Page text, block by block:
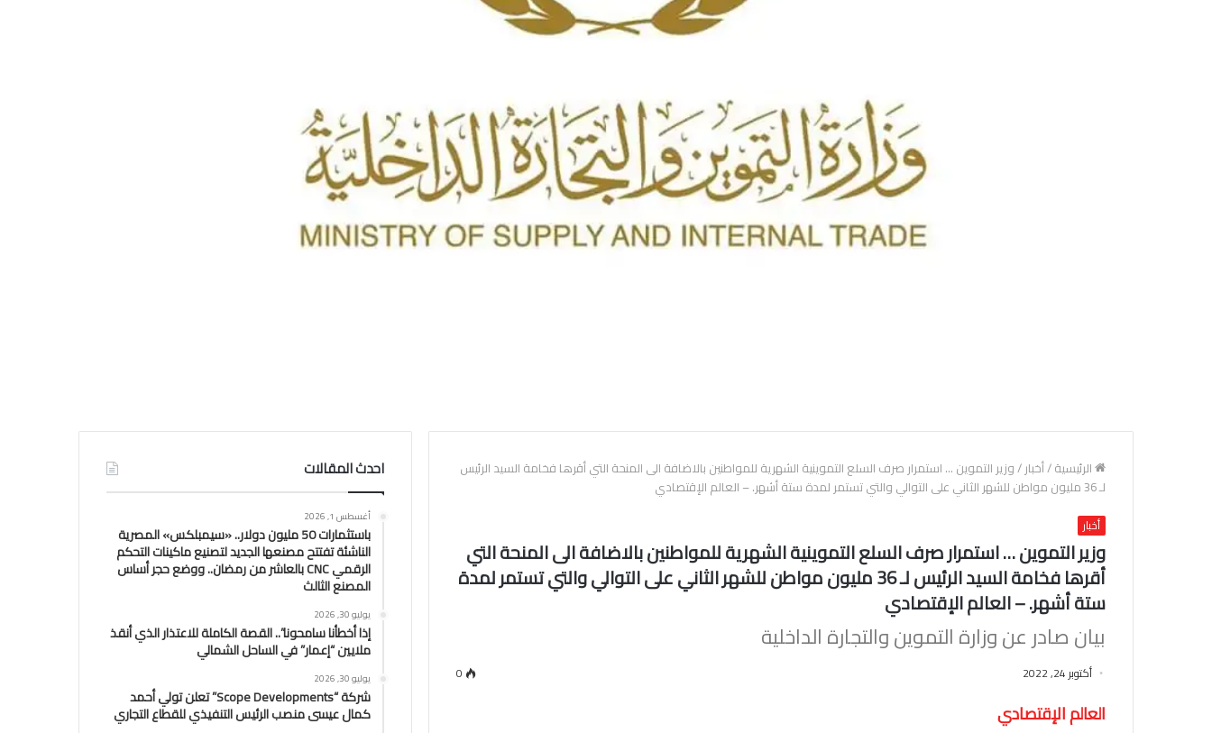
الرئيسية/أخبار/وزير التموين … استمرار صرف السلع التموينية الشهرية للمواطنين ‏بالاضافة الى المنحة التي أقرها فخامة السيد الرئيس
لـ 36 مليون مواطن ‏للشهر الثاني على التوالي والتي تستمر لمدة ستة أشهر.‏ – العالم الإقتصادي
أخبار
وزير التموين … استمرار صرف السلع التموينية الشهرية للمواطنين ‏بالاضافة الى المنحة التي
أقرها فخامة السيد الرئيس لـ 36 مليون مواطن ‏للشهر الثاني على التوالي والتي تستمر لمدة
ستة أشهر.‏ – العالم الإقتصادي
بيان صادر عن وزارة التموين والتجارة الداخلية
أكتوبر 24, 2022 0
العالم الإقتصادي
احدث المقالات
أغسطس 1, 2026
باستثمارات 50 مليون دولار.. «سيمبلكس» المصرية
الناشئة تفتتح مصنعها الجديد لتصنيع ماكينات التحكم
الرقمي CNC بالعاشر من رمضان.. ووضع حجر أساس
المصنع الثالث
يوليو 30, 2026
إذا أخطأنا سامحونا”.. القصة الكاملة للاعتذار الذي أنقذ
ملايين “إعمار” في الساحل الشمالي
يوليو 30, 2026
شركة “Scope Developments” تعلن تولي أحمد
كمال عيسى منصب الرئيس التنفيذي للقطاع التجاري